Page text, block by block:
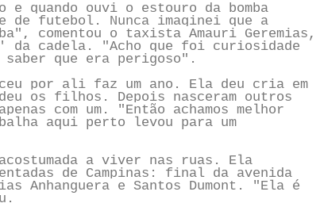
quando ouvi o estouro da bomba
de futebol. Nunca imaginei que a
comentou o taxista Amauri Geremias,
da cadela. "Acho que foi curiosidade
que era perigoso".
por ali faz um ano. Ela deu cria em
os filhos. Depois nasceram outros
com um. "Então achamos melhor
aqui perto levou para um
a viver nas ruas. Ela
de Campinas: final da avenida
Anhanguera e Santos Dumont. "Ela é